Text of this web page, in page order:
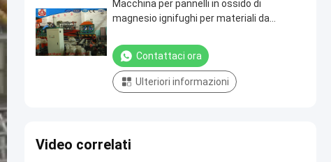
Macchina per pannelli in ossido di
magnesio ignifughi per materiali da
MgO
Contattaci ora
Ulteriori informazioni
Video correlati